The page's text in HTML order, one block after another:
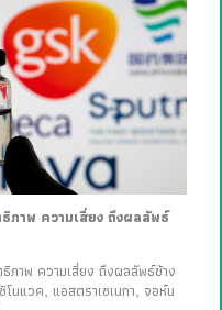
ภาพ ความเสี่ยง ถึงผลลัพธ์
ภาพ ความเสี่ยง ถึงผลลัพธ์ข้าง
โนแวค, แอสตราเซเนกา, จอห์น